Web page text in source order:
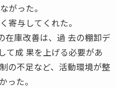
がった。
寄与してくれた。
庫改善は、過 去の棚卸デ
て成 果を上げる必要があ
の不足など、活動環境が整
った。